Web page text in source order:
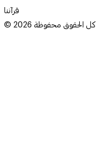
قرآننا
© 2026كل الحقوق محفوظة